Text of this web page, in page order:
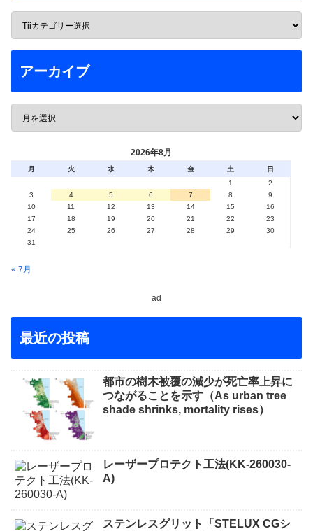
アーカイブ
2026年8月
月 火 水 木 金 土
日
1
2
3
4 5 6 7 8
9
10
11 12 13 14 15
16
17
18 19 20 21 22
23
24
25 26 27 28 29
30
31
« 7月
ad
最近の投稿
都市の樹木被覆の減少が死亡率上昇に
つながることを示す（As urban tree
shade shrinks, mortality rises）
レーザープロテクト⼯法(KK-260030-
A)
ステンレスグリット「STELUX CGシ